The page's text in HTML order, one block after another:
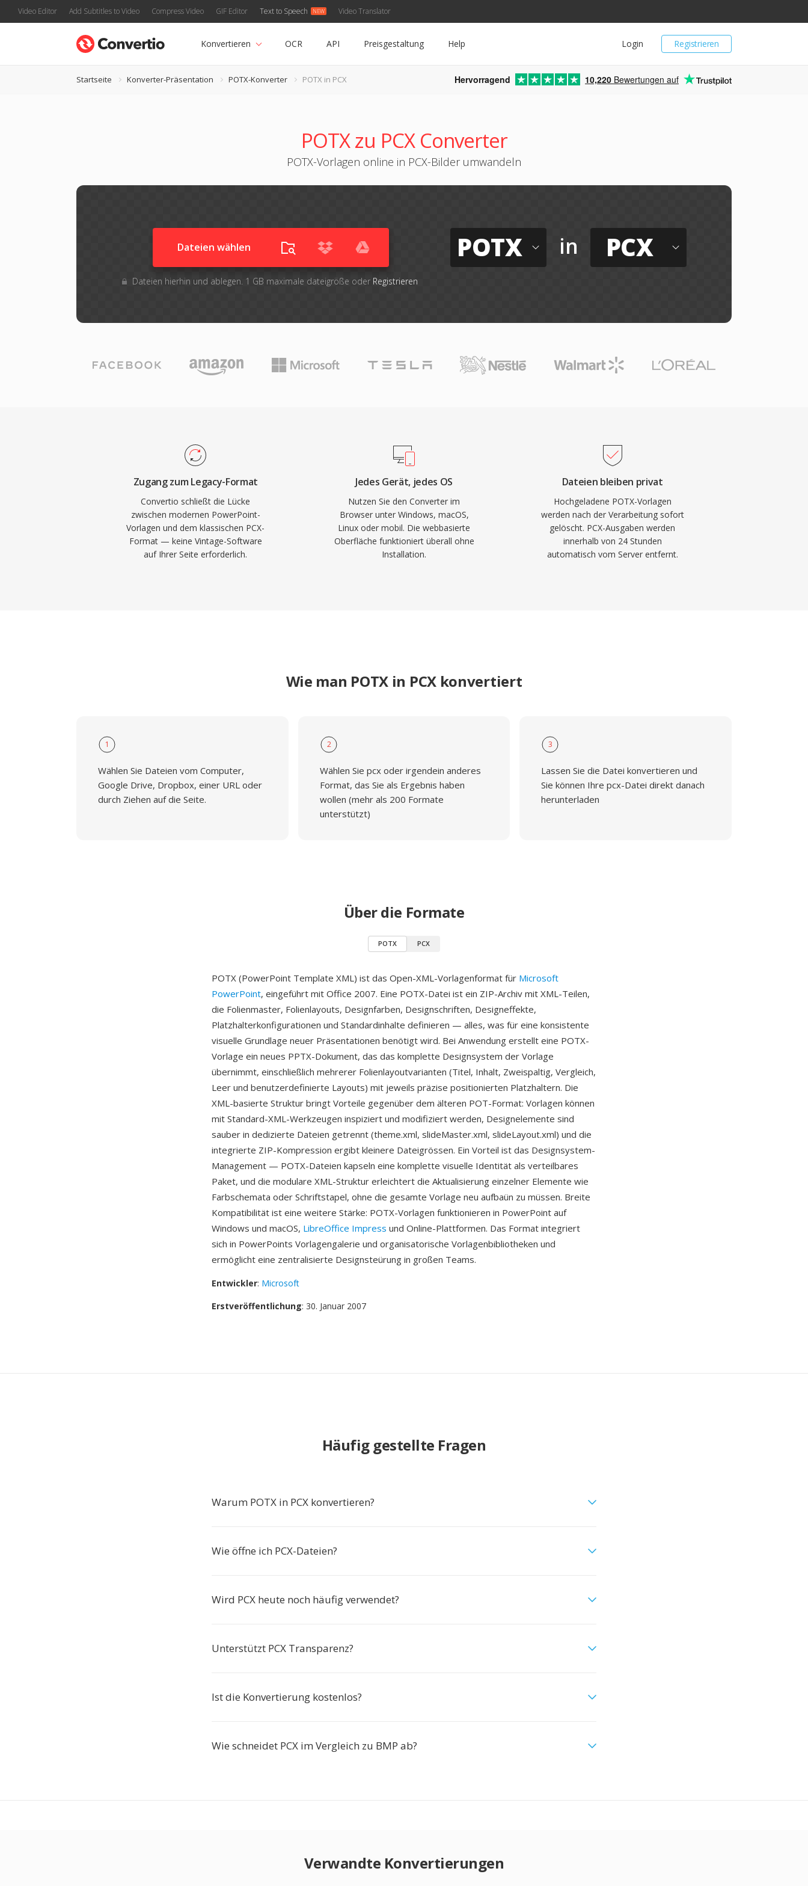
Video Editor Add Subtitles to Video Compress Video GIF Editor Text to Speech Video Translator
Registrieren
Login
Konvertieren OCR API Preisgestaltung Help
Startseite Konverter-Präsentation POTX-Konverter POTX in PCX Hervorragend 10,220 Bewertungen auf
POTX zu PCX Converter
POTX-Vorlagen online in PCX-Bilder umwandeln
Dateien wählen
Dateien hierhin und ablegen. 1 GB maximale dateigröße oder Registrieren
POTX in PCX
Zugang zum Legacy-Format
Convertio schließt die Lücke
zwischen modernen PowerPoint-
Vorlagen und dem klassischen PCX-
Format — keine Vintage-Software
auf Ihrer Seite erforderlich.
Jedes Gerät, jedes OS
Nutzen Sie den Converter im
Browser unter Windows, macOS,
Linux oder mobil. Die webbasierte
Oberfläche funktioniert überall ohne
Installation.
Dateien bleiben privat
Hochgeladene POTX-Vorlagen
werden nach der Verarbeitung sofort
gelöscht. PCX-Ausgaben werden
innerhalb von 24 Stunden
automatisch vom Server entfernt.
Wie man POTX in PCX konvertiert
1
Wählen Sie Dateien vom Computer,
Google Drive, Dropbox, einer URL oder
durch Ziehen auf die Seite.
2
Wählen Sie pcx oder irgendein anderes
Format, das Sie als Ergebnis haben
wollen (mehr als 200 Formate
unterstützt)
3
Lassen Sie die Datei konvertieren und
Sie können Ihre pcx-Datei direkt danach
herunterladen
Über die Formate
POTX PCX
POTX (PowerPoint Template XML) ist das Open-XML-Vorlagenformat für Microsoft
PowerPoint, eingeführt mit Office 2007. Eine POTX-Datei ist ein ZIP-Archiv mit XML-Teilen,
die Folienmaster, Folienlayouts, Designfarben, Designschriften, Designeffekte,
Platzhalterkonfigurationen und Standardinhalte definieren — alles, was für eine konsistente
visuelle Grundlage neuer Präsentationen benötigt wird. Bei Anwendung erstellt eine POTX-
Vorlage ein neues PPTX-Dokument, das das komplette Designsystem der Vorlage
übernimmt, einschließlich mehrerer Folienlayoutvarianten (Titel, Inhalt, Zweispaltig, Vergleich,
Leer und benutzerdefinierte Layouts) mit jeweils präzise positionierten Platzhaltern. Die
XML-basierte Struktur bringt Vorteile gegenüber dem älteren POT-Format: Vorlagen können
mit Standard-XML-Werkzeugen inspiziert und modifiziert werden, Designelemente sind
sauber in dedizierte Dateien getrennt (theme.xml, slideMaster.xml, slideLayout.xml) und die
integrierte ZIP-Kompression ergibt kleinere Dateigrössen. Ein Vorteil ist das Designsystem-
Management — POTX-Dateien kapseln eine komplette visuelle Identität als verteilbares
Paket, und die modulare XML-Struktur erleichtert die Aktualisierung einzelner Elemente wie
Farbschemata oder Schriftstapel, ohne die gesamte Vorlage neu aufbaün zu müssen. Breite
Kompatibilität ist eine weitere Stärke: POTX-Vorlagen funktionieren in PowerPoint auf
Windows und macOS, LibreOffice Impress und Online-Plattformen. Das Format integriert
sich in PowerPoints Vorlagengalerie und organisatorische Vorlagenbibliotheken und
ermöglicht eine zentralisierte Designsteürung in großen Teams.
Entwickler: Microsoft
Erstveröffentlichung: 30. Januar 2007
Häufig gestellte Fragen
Warum POTX in PCX konvertieren?
Wie öffne ich PCX-Dateien?
Wird PCX heute noch häufig verwendet?
Unterstützt PCX Transparenz?
Ist die Konvertierung kostenlos?
Wie schneidet PCX im Vergleich zu BMP ab?
Verwandte Konvertierungen